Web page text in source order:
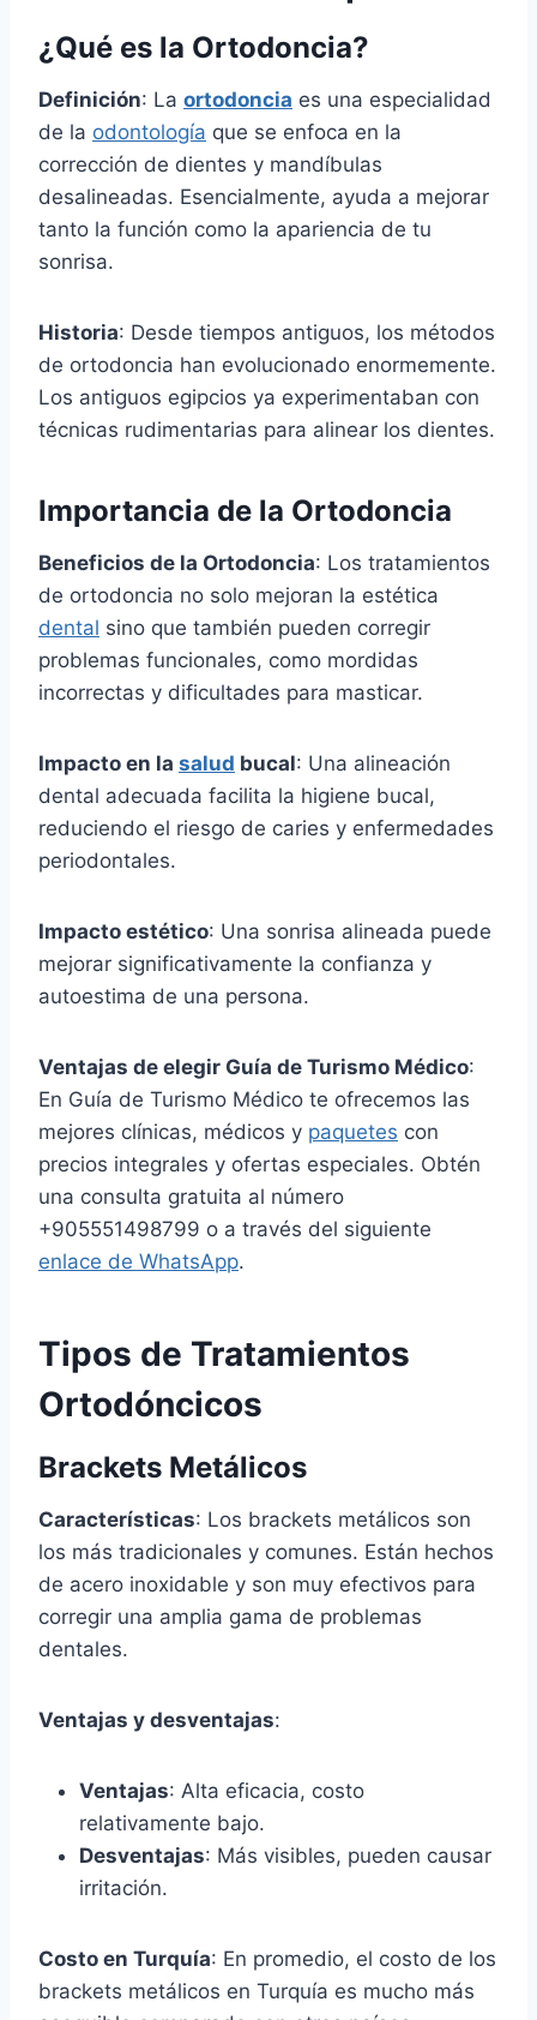
¿Qué es la Ortodoncia?
Definición: La ortodoncia es una especialidad
de la odontología que se enfoca en la
corrección de dientes y mandíbulas
desalineadas. Esencialmente, ayuda a mejorar
tanto la función como la apariencia de tu
sonrisa.
Historia: Desde tiempos antiguos, los métodos
de ortodoncia han evolucionado enormemente.
Los antiguos egipcios ya experimentaban con
técnicas rudimentarias para alinear los dientes.
Importancia de la Ortodoncia
Beneficios de la Ortodoncia: Los tratamientos
de ortodoncia no solo mejoran la estética
dental sino que también pueden corregir
problemas funcionales, como mordidas
incorrectas y dificultades para masticar.
Impacto en la salud bucal: Una alineación
dental adecuada facilita la higiene bucal,
reduciendo el riesgo de caries y enfermedades
periodontales.
Impacto estético: Una sonrisa alineada puede
mejorar significativamente la confianza y
autoestima de una persona.
Ventajas de elegir Guía de Turismo Médico:
En Guía de Turismo Médico te ofrecemos las
mejores clínicas, médicos y paquetes con
precios integrales y ofertas especiales. Obtén
una consulta gratuita al número
+905551498799 o a través del siguiente
enlace de WhatsApp.
Tipos de Tratamientos
Ortodóncicos
Brackets Metálicos
Características: Los brackets metálicos son
los más tradicionales y comunes. Están hechos
de acero inoxidable y son muy efectivos para
corregir una amplia gama de problemas
dentales.
Ventajas y desventajas:
Ventajas: Alta eficacia, costo
relativamente bajo.
Desventajas: Más visibles, pueden causar
irritación.
Costo en Turquía: En promedio, el costo de los
brackets metálicos en Turquía es mucho más